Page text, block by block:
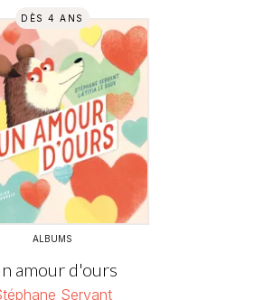
DÈS 4 ANS
ALBUMS
amour d'ours
Servant